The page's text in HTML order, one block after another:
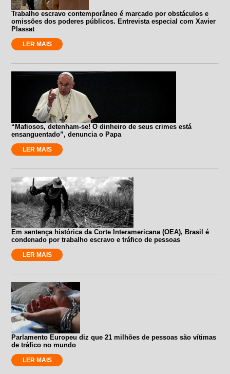
Trabalho escravo contemporâneo é marcado por obstáculos e
omissões dos poderes públicos. Entrevista especial com Xavier
Plassat
LER MAIS
“Mafiosos, detenham-se! O dinheiro de seus crimes está
ensanguentado”, denuncia o Papa
LER MAIS
Em sentença histórica da Corte Interamericana (OEA), Brasil é
condenado por trabalho escravo e tráfico de pessoas
LER MAIS
Parlamento Europeu diz que 21 milhões de pessoas são vítimas
de tráfico no mundo
LER MAIS